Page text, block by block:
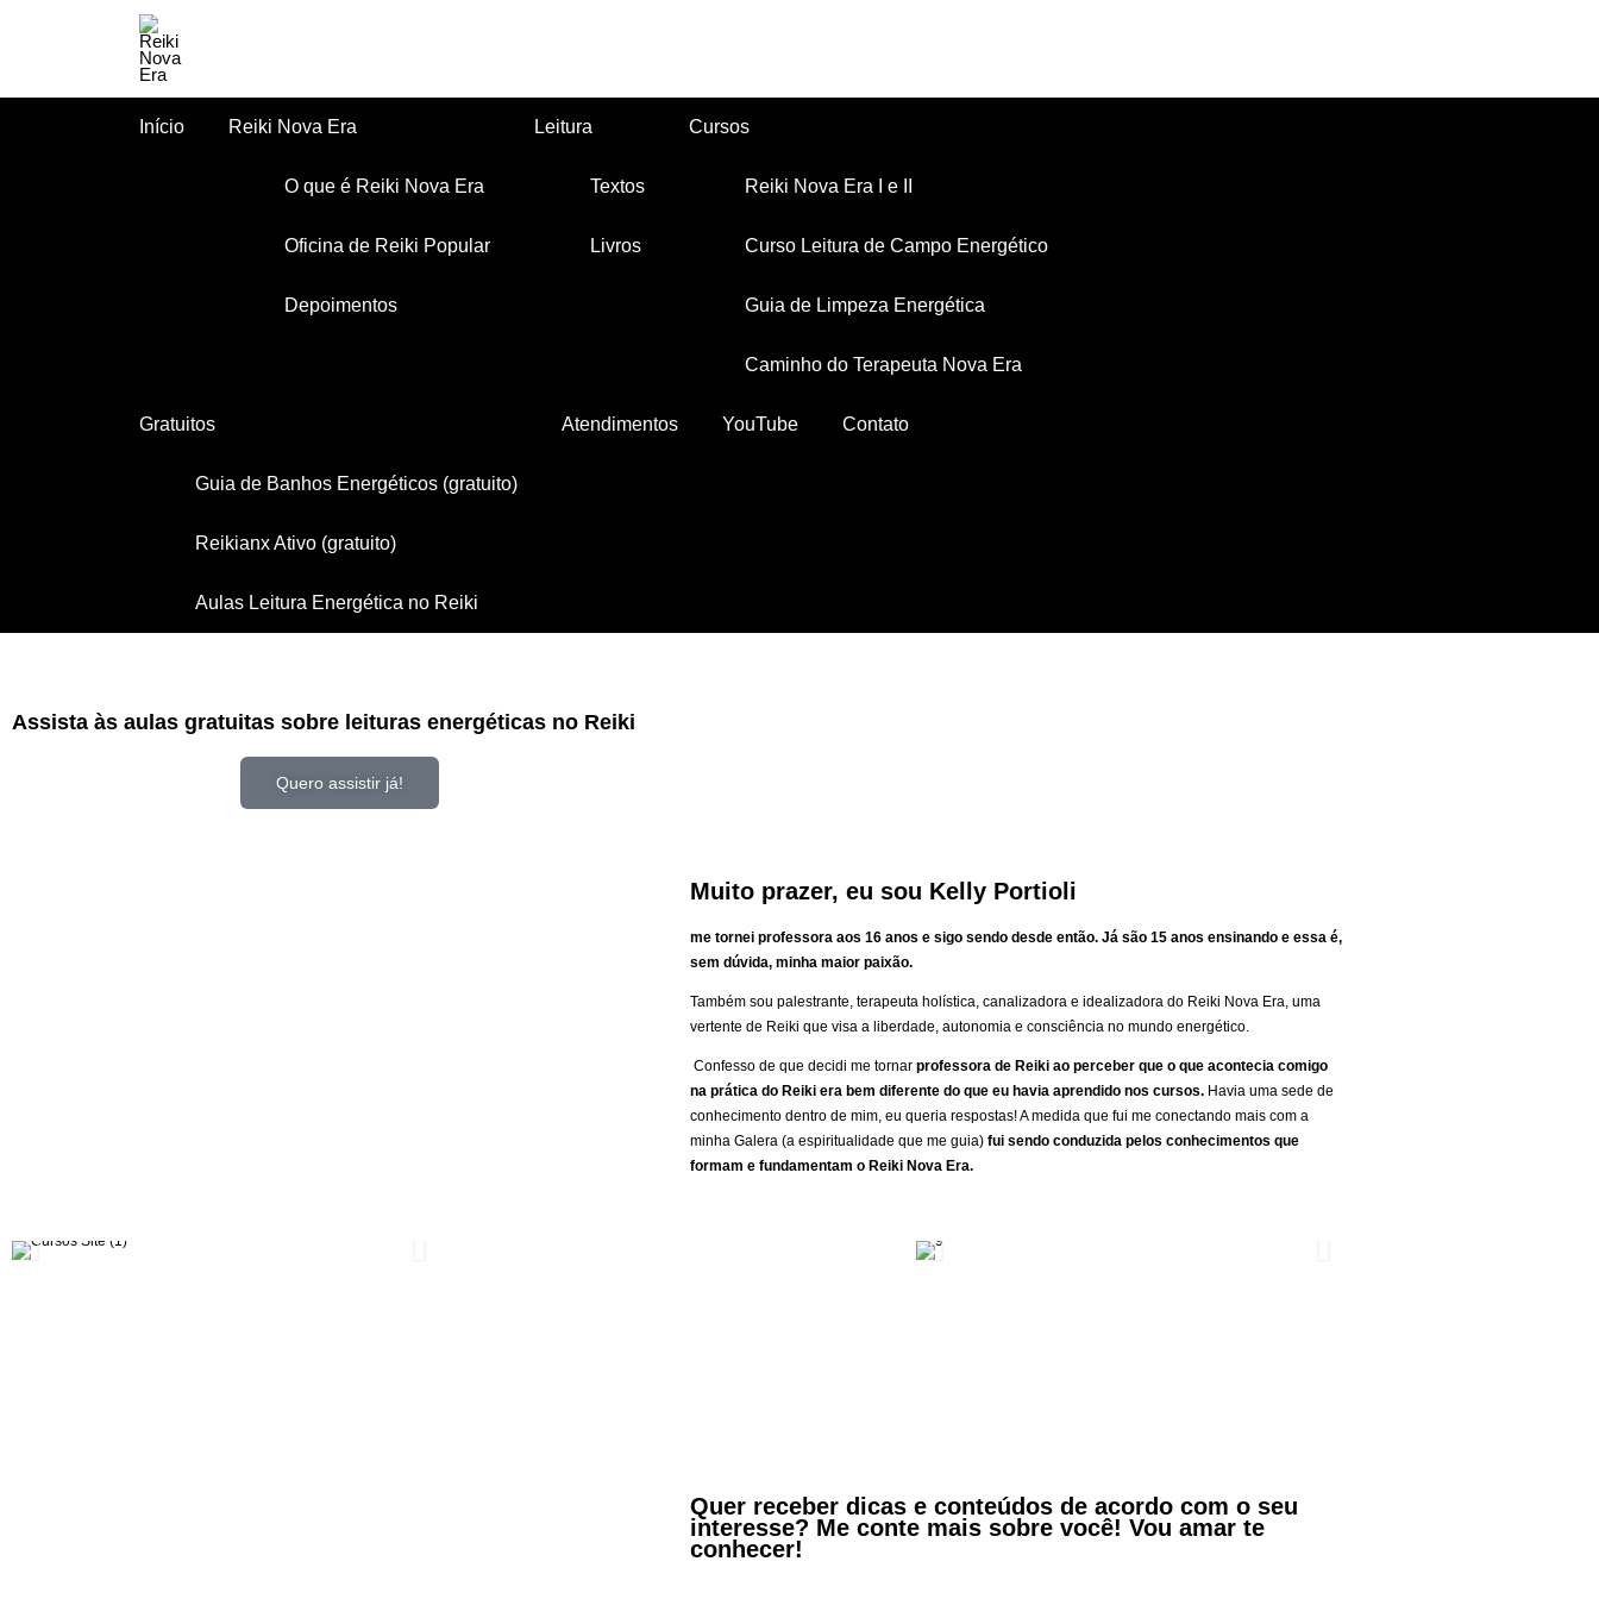
Início Reiki Nova Era
O que é Reiki Nova Era
Oficina de Reiki Popular
Depoimentos
Leitura
Textos
Livros
Cursos
Reiki Nova Era I e II
Curso Leitura de Campo Energético
Guia de Limpeza Energética
Caminho do Terapeuta Nova Era
Gratuitos
Guia de Banhos Energéticos (gratuito)
Reikianx Ativo (gratuito)
Aulas Leitura Energética no Reiki
Atendimentos YouTube Contato
Assista às aulas gratuitas sobre leituras energéticas no Reiki
Quero assistir já!
Muito prazer, eu sou Kelly Portioli
me tornei professora aos 16 anos e sigo sendo desde então. Já são 15 anos ensinando e essa é,
sem dúvida, minha maior paixão.
Também sou palestrante, terapeuta holística, canalizadora e idealizadora do Reiki Nova Era, uma
vertente de Reiki que visa a liberdade, autonomia e consciência no mundo energético.
Confesso de que decidi me tornar professora de Reiki ao perceber que o que acontecia comigo
na prática do Reiki era bem diferente do que eu havia aprendido nos cursos. Havia uma sede de
conhecimento dentro de mim, eu queria respostas! A medida que fui me conectando mais com a
minha Galera (a espiritualidade que me guia) fui sendo conduzida pelos conhecimentos que
formam e fundamentam o Reiki Nova Era.
Quer receber dicas e conteúdos de acordo com o seu
interesse? Me conte mais sobre você! Vou amar te
conhecer!